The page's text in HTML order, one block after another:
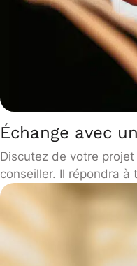
Échange avec
Discutez de votre
conseiller. Il répondra à